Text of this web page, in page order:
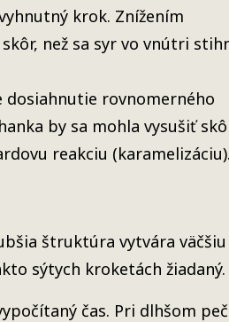
krok. Znížením
než sa syr vo vnútri
dosiahnutie rovnomerného
by sa mohla vysušiť
reakciu (karamelizáciu).
štruktúra vytvára väčšiu
sýtych kroketách žiadaný.
čas. Pri dlhšom